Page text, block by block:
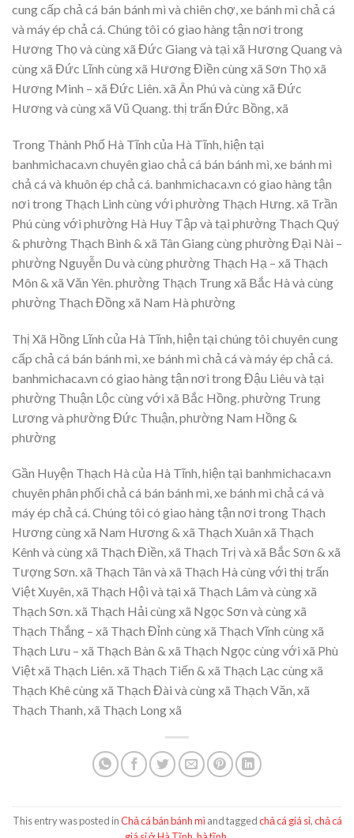
cung cấp chả cá bán bánh mì và chiên chợ, xe bánh mì chả cá
và máy ép chả cá. Chúng tôi có giao hàng tận nơi trong
Hương Thọ và cùng xã Đức Giang và tại xã Hương Quang và
cùng xã Đức Lĩnh cùng xã Hương Điền cùng xã Sơn Thọ xã
Hương Minh – xã Đức Liên. xã Ân Phú và cùng xã Đức
Hương và cùng xã Vũ Quang. thị trấn Đức Bồng, xã
Trong Thành Phố Hà Tĩnh của Hà Tĩnh, hiện tại
banhmichaca.vn chuyên giao chả cá bán bánh mì, xe bánh mì
chả cá và khuôn ép chả cá. banhmichaca.vn có giao hàng tận
nơi trong Thạch Linh cùng với phường Thạch Hưng. xã Trần
Phú cùng với phường Hà Huy Tập và tại phường Thạch Quý
& phường Thạch Bình & xã Tân Giang cùng phường Đại Nài –
phường Nguyễn Du và cùng phường Thạch Hạ – xã Thạch
Môn & xã Văn Yên. phường Thạch Trung xã Bắc Hà và cùng
phường Thạch Đồng xã Nam Hà phường
Thị Xã Hồng Lĩnh của Hà Tĩnh, hiện tại chúng tôi chuyên cung
cấp chả cá bán bánh mì, xe bánh mì chả cá và máy ép chả cá.
banhmichaca.vn có giao hàng tận nơi trong Đậu Liêu và tại
phường Thuận Lộc cùng với xã Bắc Hồng. phường Trung
Lương và phường Đức Thuận, phường Nam Hồng &
phường
Gần Huyện Thạch Hà của Hà Tĩnh, hiện tại banhmichaca.vn
chuyên phân phối chả cá bán bánh mì, xe bánh mì chả cá và
máy ép chả cá. Chúng tôi có giao hàng tận nơi trong Thạch
Hương cùng xã Nam Hương & xã Thạch Xuân xã Thạch
Kênh và cùng xã Thạch Điền, xã Thạch Trị và xã Bắc Sơn & xã
Tượng Sơn. xã Thạch Tân và xã Thạch Hà cùng với thị trấn
Việt Xuyên, xã Thạch Hội và tại xã Thạch Lâm và cùng xã
Thạch Sơn. xã Thạch Hải cùng xã Ngọc Sơn và cùng xã
Thạch Thắng – xã Thạch Đỉnh cùng xã Thạch Vĩnh cùng xã
Thạch Lưu – xã Thạch Bàn & xã Thạch Ngọc cùng với xã Phù
Việt xã Thạch Liên. xã Thạch Tiến & xã Thạch Lạc cùng xã
Thạch Khê cùng xã Thạch Đài và cùng xã Thạch Văn, xã
Thạch Thanh, xã Thạch Long xã
This entry was posted inChả cá bán bánh mì and taggedchả cá giá sỉ,chả cá